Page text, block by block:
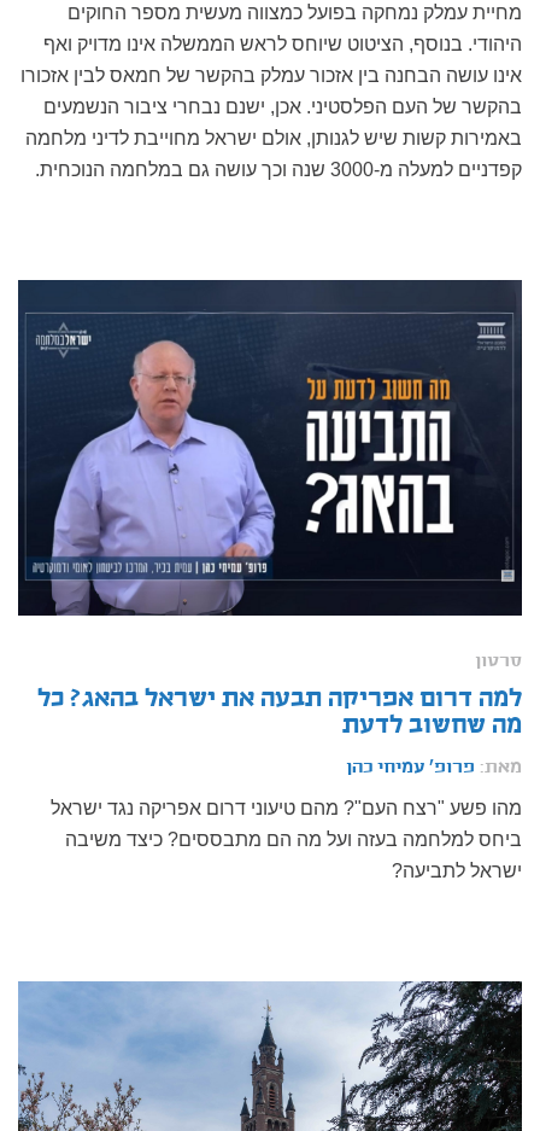
מחיית עמלק נמחקה בפועל כמצווה מעשית מספר החוקים
היהודי. בנוסף, הציטוט שיוחס לראש הממשלה אינו מדויק ואף
אינו עושה הבחנה בין אזכור עמלק בהקשר של חמאס לבין אזכורו
בהקשר של העם הפלסטיני. אכן, ישנם נבחרי ציבור הנשמעים
באמירות קשות שיש לגנותן, אולם ישראל מחוייבת לדיני מלחמה
קפדניים למעלה מ-3000 שנה וכך עושה גם במלחמה הנוכחית.
סרטון
למה דרום אפריקה תבעה את ישראל בהאג? כל
מה שחשוב לדעת
מאת: פרופ' עמיחי כהן
מהו פשע "רצח העם"? מהם טיעוני דרום אפריקה נגד ישראל
ביחס למלחמה בעזה ועל מה הם מתבססים? כיצד משיבה
ישראל לתביעה?